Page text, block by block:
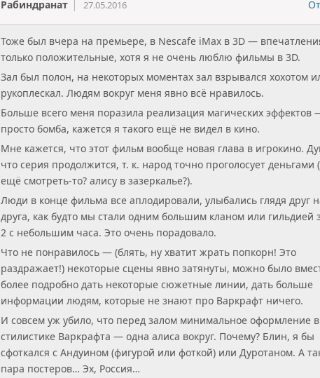
Рабиндранат 27.05.2016
Тоже был вчера на премьере, в Nescafe iMax в 3D —
только положительные, хотя я не очень люблю фильмы в 3D.
Зал был полон, на некоторых моментах зал взрывался хохотом
рукоплескал. Людям вокруг меня явно всё нравилось.
Больше всего меня поразила реализация магических эффектов
просто бомба, кажется я такого ещё не видел в кино.
Мне кажется, что этот фильм вообще новая глава в игрокино.
что серия продолжится, т. к. народ точно проголосует деньгами
ещё смотреть-то? алису в зазеркалье?).
Люди в конце фильма все аплодировали, улыбались глядя друг
друга, как будто мы стали одним большим кланом или гильдией
2 с небольшим часа. Это очень порадовало.
Что не понравилось — (блять, ну хватит жрать попкорн! Это
раздражает!) некоторые сцены явно затянуты, можно было
более подробно дать некоторые сюжетные линии, дать больше
информации людям, которые не знают про Варкрафт ничего.
И совсем уж убило, что перед залом минимальное оформление в
стилистике Варкрафта — одна алиса вокруг. Почему? Блин, я бы
сфоткался с Андуином (фигурой или фоткой) или Дуротаном. А
пара постеров… Эх, Россия…